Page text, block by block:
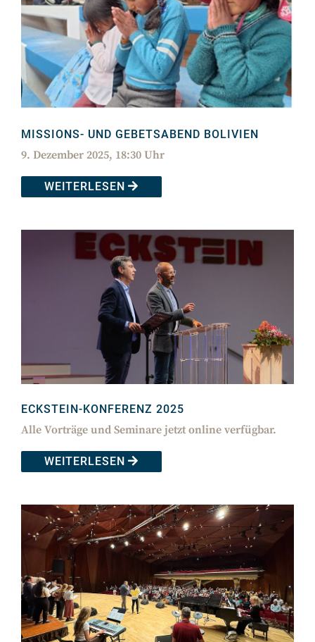
MISSIONS- UND GEBETSABEND BOLIVIEN
9. Dezember 2025, 18:30 Uhr
WEITERLESEN
ECKSTEIN-KONFERENZ 2025
Alle Vorträge und Seminare jetzt online verfügbar.
WEITERLESEN